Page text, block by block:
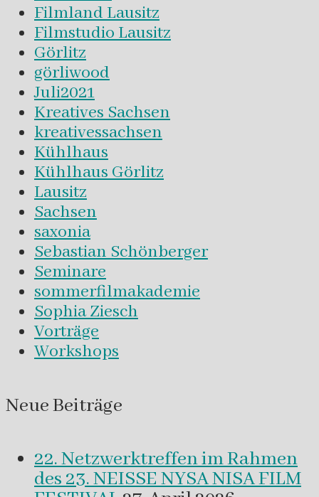
Filmland Lausitz
Filmstudio Lausitz
Görlitz
görliwood
Juli2021
Kreatives Sachsen
kreativessachsen
Kühlhaus
Kühlhaus Görlitz
Lausitz
Sachsen
saxonia
Sebastian Schönberger
Seminare
sommerfilmakademie
Sophia Ziesch
Vorträge
Workshops
Neue Beiträge
22. Netzwerktreffen im Rahmen
des 23. NEISSE NYSA NISA FILM